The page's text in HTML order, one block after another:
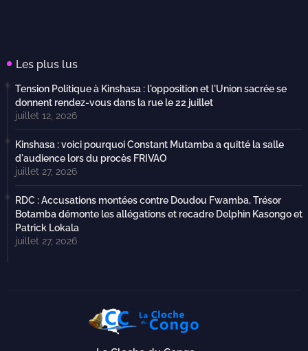
Les plus lus
Tension Politique à Kinshasa : l'opposition et l'Union sacrée se
donnent rendez-vous dans la rue le 22 juillet
juillet 12, 2026
Kinshasa : voici pourquoi Constant Mutamba a quitté la salle
d'audience lors du procès FRIVAO
juillet 27, 2026
RDC : Accusations montées contre Doudou Fwamba, Trésor
Botamba démonte les allégations et recadre Delphin Kasongo et
Patrick Lokala
juillet 27, 2026